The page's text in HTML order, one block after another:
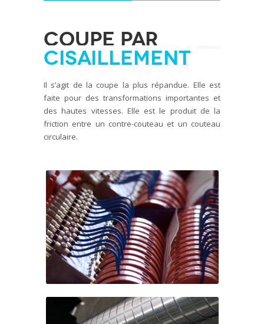
Coupe par
cisaillement
Il s’agit de la coupe la plus répandue. Elle est
faite pour des transformations importantes et
des hautes vitesses. Elle est le produit de la
friction entre un contre-couteau et un couteau
circulaire.